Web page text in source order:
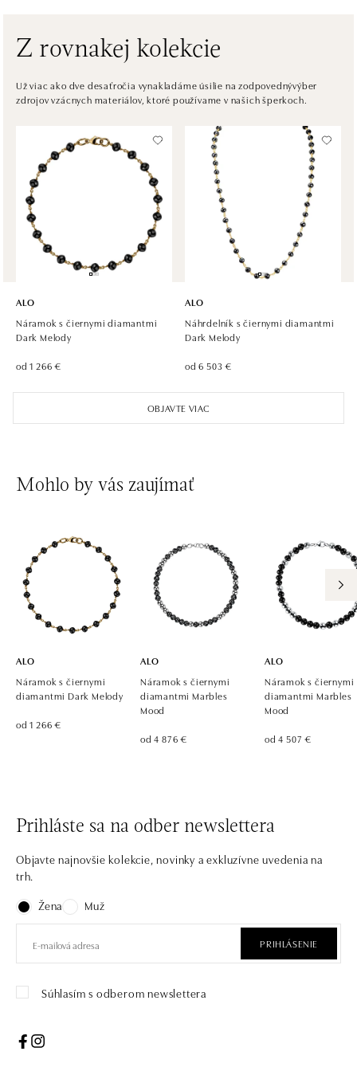
HALADA Česká, Brno
Česká 23, 602 00 Brno
tel.: +420602443261
HALADA OC Avion, Ostrava
Rudná 3114/114, 700 30 Ostrava-Zábřeh
dnes otvorené od 09:00
Z rovnakej kolekcie
Už viac ako dve desaťročia vynakladáme úsilie na zodpovednývýber
zdrojov vzácnych materiálov, ktoré používame v našich šperkoch.
OBJAVTE VIAC
ALO
Náramok s čiernymi diamantmi
Dark Melody
od 1 266 €
ALO
Náhrdelník s čiernymi diamantmi
Dark Melody
od 6 503 €
Mohlo by vás zaujímať
ALO
Náramok s čiernymi
diamantmi Dark Melody
od 1 266 €
ALO
Náramok s čiernymi
diamantmi Marbles
Mood
od 4 876 €
ALO
Náramok s čiernymi
diamantmi Marbles
Mood
od 4 507 €
Prihláste sa na odber newslettera
Objavte najnovšie kolekcie, novinky a exkluzívne uvedenia na
trh.
Žena
Muž
PRIHLÁSENIE
Súhlasím s odberom newslettera